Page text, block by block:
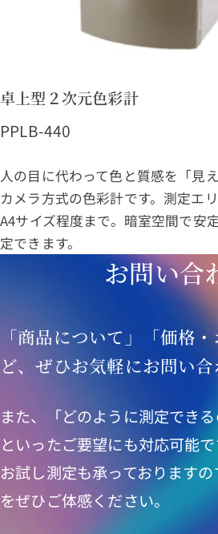
卓上型２次元色彩計
PPLB-440
人の目に代わって色と質感を「見
カメラ方式の色彩計です。測定エ
A4サイズ程度まで。暗室空間で安
定できます。
お問い合
「商品について」「価格
ど、ぜひお気軽にお問い
また、「どのように測定できる
といったご要望にも対応可能で
お試し測定も承っております
をぜひご体感ください。